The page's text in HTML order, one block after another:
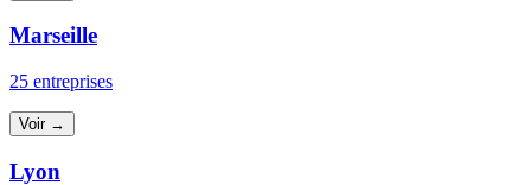
Marseille
25 entreprises
Voir →
Lyon